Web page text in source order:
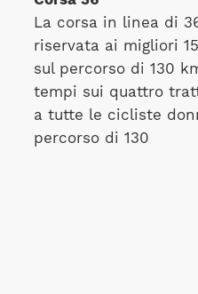
La corsa in linea di
riservata ai migliori
sul percorso di 130
tempi sui quattro
a tutte le cicliste
percorso di 130